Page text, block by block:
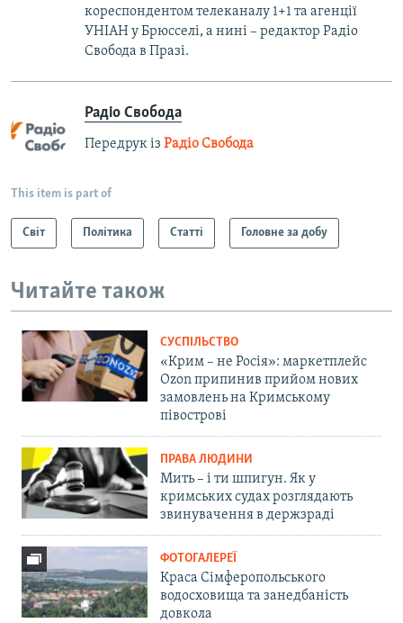
кореспондентом телеканалу 1+1 та агенції
УНІАН у Брюсселі, а нині – редактор Радіо
Свобода в Празі.
Радіо Свобода
Передрук із Радіо Свобода
This item is part of
Світ Політика Статті Головне за добу
Читайте також
СУСПІЛЬСТВО
«Крим – не Росія»: маркетплейс
Ozon припинив прийом нових
замовлень на Кримському
півострові
ПРАВА ЛЮДИНИ
Мить – і ти шпигун. Як у
кримських судах розглядають
звинувачення в держзраді
ФОТОГАЛЕРЕЇ
Краса Сімферопольського
водосховища та занедбаність
довкола